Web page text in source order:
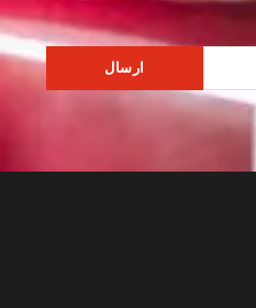
ارسال